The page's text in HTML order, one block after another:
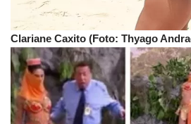
Clariane Caxito (Foto: Thyago